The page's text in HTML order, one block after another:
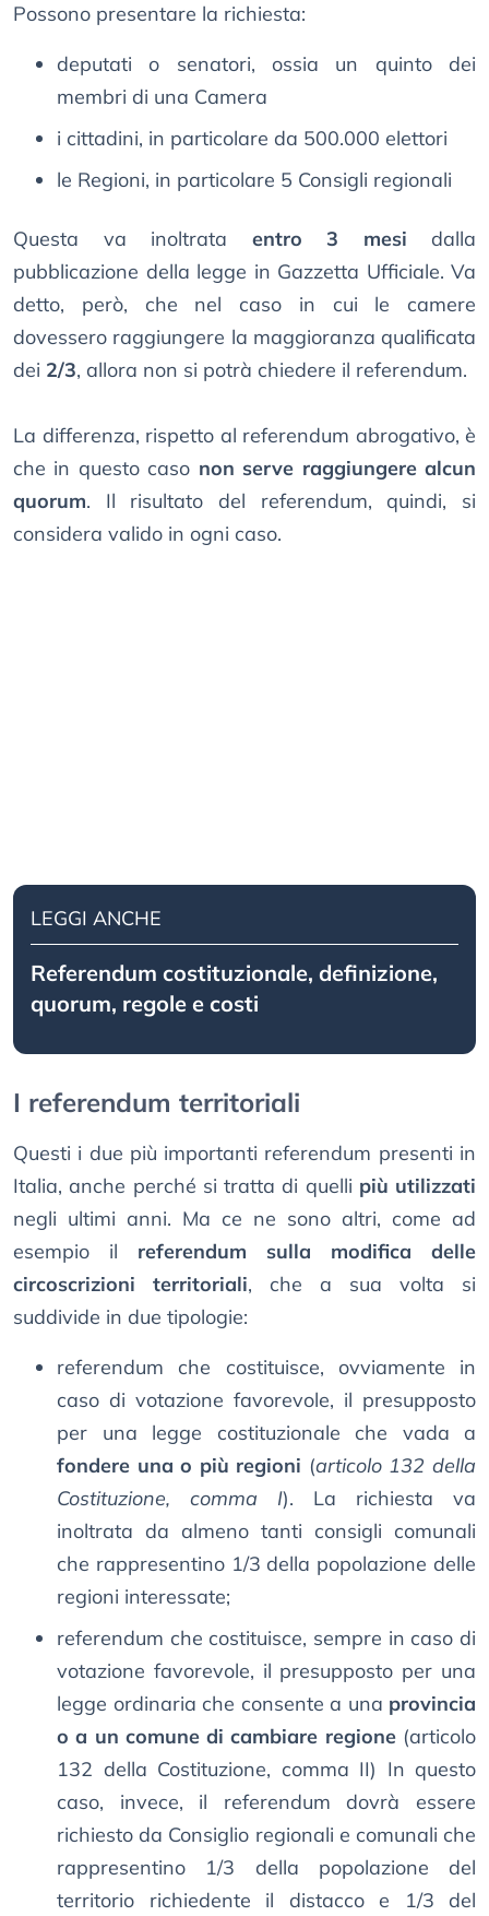
Possono presentare la richiesta:
deputati o senatori, ossia un quinto dei
membri di una Camera
i cittadini, in particolare da 500.000 elettori
le Regioni, in particolare 5 Consigli regionali
Questa va inoltrata entro 3 mesi dalla
pubblicazione della legge in Gazzetta Ufficiale. Va
detto, però, che nel caso in cui le camere
dovessero raggiungere la maggioranza qualificata
dei 2/3, allora non si potrà chiedere il referendum.
La differenza, rispetto al referendum abrogativo, è
che in questo caso non serve raggiungere alcun
quorum. Il risultato del referendum, quindi, si
considera valido in ogni caso.
LEGGI ANCHE
Referendum costituzionale, definizione,
quorum, regole e costi
I referendum territoriali
Questi i due più importanti referendum presenti in
Italia, anche perché si tratta di quelli più utilizzati
negli ultimi anni. Ma ce ne sono altri, come ad
esempio il referendum sulla modifica delle
circoscrizioni territoriali, che a sua volta si
suddivide in due tipologie:
referendum che costituisce, ovviamente in
caso di votazione favorevole, il presupposto
per una legge costituzionale che vada a
fondere una o più regioni (articolo 132 della
Costituzione, comma I). La richiesta va
inoltrata da almeno tanti consigli comunali
che rappresentino 1/3 della popolazione delle
regioni interessate;
referendum che costituisce, sempre in caso di
votazione favorevole, il presupposto per una
legge ordinaria che consente a una provincia
o a un comune di cambiare regione(articolo
132 della Costituzione, comma II) In questo
caso, invece, il referendum dovrà essere
richiesto da Consiglio regionali e comunali che
rappresentino 1/3 della popolazione del
territorio richiedente il distacco e 1/3 del